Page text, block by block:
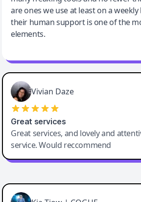
are ones we use at least on a weekly
their human support is one of the
elements.
Vivian Daze
Great services
Great services, and lovely and
service. Would reccommend
Cody Crabb
Great service, Best AI tool